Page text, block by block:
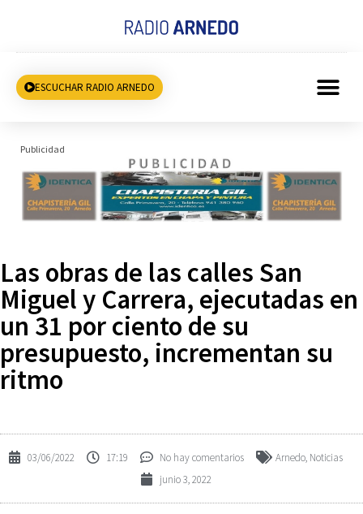
ESCUCHAR RADIO ARNEDO
Publicidad
Las obras de las calles San
Miguel y Carrera, ejecutadas en
un 31 por ciento de su
presupuesto, incrementan su
ritmo
03/06/2022 17:19 No hay comentarios Arnedo, Noticias
junio 3, 2022